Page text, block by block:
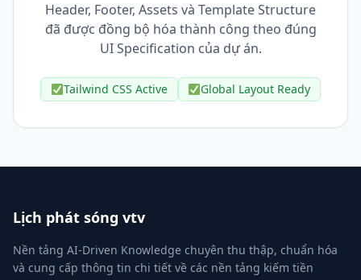
Header, Footer, Assets và Template Structure
đã được đồng bộ hóa thành công theo đúng
UI Specification của dự án.
Tailwind CSS Active Global Layout Ready
Lịch phát sóng vtv
Nền tảng AI-Driven Knowledge chuyên thu thập, chuẩn hóa
và cung cấp thông tin chi tiết về các nền tảng kiếm tiền